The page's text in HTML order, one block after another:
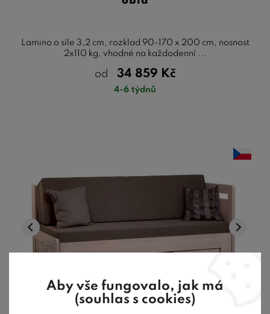
úspory místa ve vašem interiéru. Užijte si zdravý a kvalitní
Lamino o síle 3,2 cm, rozklad 90-170 x 200 cm, nosnost
2x110 kg, vhodné na každodenní ...
od 34 859 Kč
4-6 týdnů
Aby vše fungovalo, jak má
(souhlas s cookies)